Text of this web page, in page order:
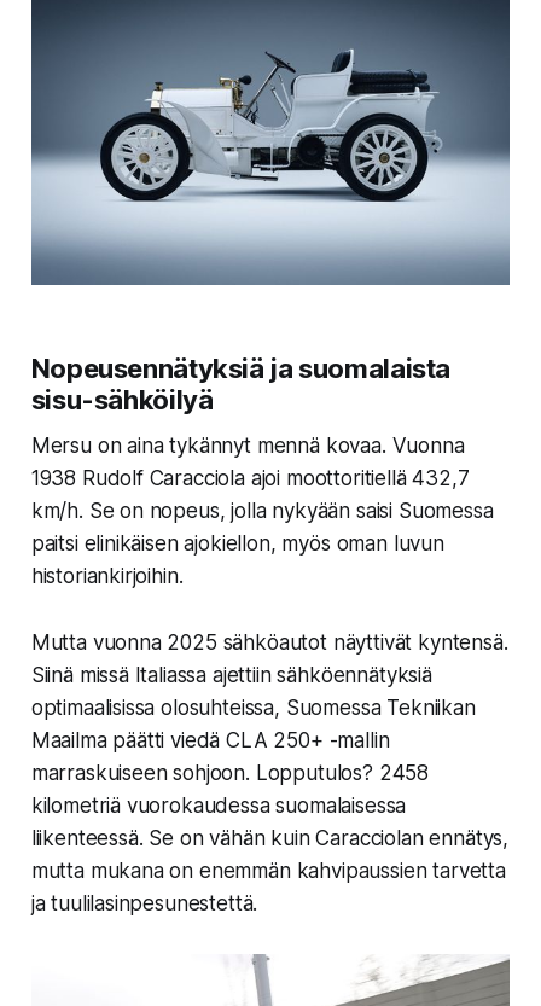
Nopeusennätyksiä ja suomalaista
sisu-sähköilyä
Mersu on aina tykännyt mennä kovaa. Vuonna
1938 Rudolf Caracciola ajoi moottoritiellä432,7
km/h. Se on nopeus, jolla nykyään saisi Suomessa
paitsi elinikäisen ajokiellon, myös oman luvun
historiankirjoihin.
Mutta vuonna 2025 sähköautot näyttivät kyntensä.
Siinä missä Italiassa ajettiin sähköennätyksiä
optimaalisissa olosuhteissa, Suomessa Tekniikan
Maailmapäätti viedä CLA 250+ -mallin
marraskuiseen sohjoon. Lopputulos? 2458
kilometriä vuorokaudessa suomalaisessa
liikenteessä. Se on vähän kuin Caracciolan ennätys,
mutta mukana on enemmän kahvipaussien tarvetta
ja tuulilasinpesunestettä.